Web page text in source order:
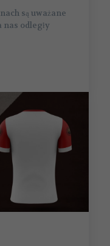
są uważane
odległy